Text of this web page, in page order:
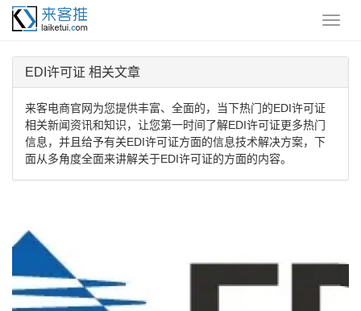
EDI许可证 相关文章
来客电商官网为您提供丰富、全面的，当下热门的EDI许可证
相关新闻资讯和知识，让您第一时间了解EDI许可证更多热门
信息，并且给予有关EDI许可证方面的信息技术解决方案，下
面从多角度全面来讲解关于EDI许可证的方面的内容。